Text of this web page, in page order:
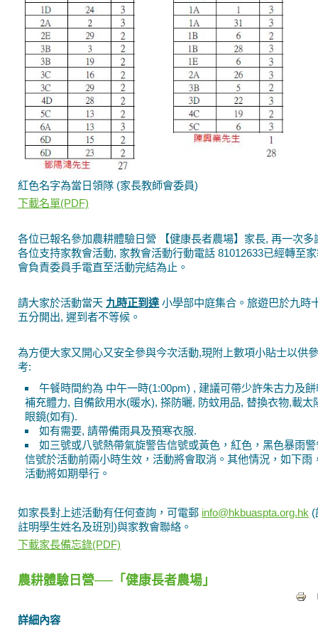
紅色名字為當日領隊 (家長教師會委員)
下載名單(PDF)
各位已報名參加農耕體驗日營 【健康長者農場】家長, 再一次多
各位支持家教會活動, 家教會活動行動電話 81012633已經轉至
會負責委員手電直至活動完結為止。
請大家於活動當天 九時正到達 小學部中庭集合。旅遊巴於九時
五分開出, 遲到者不等候。
為方便大家又開心又安全參與今次活動,現附上數項小貼士以供參
考:
午餐時間約為 中午一時(1:00pm) , 建議可帶少許朱古力及餅
補充體力, 自備飲用水(暖水), 搽防曬, 防蚊用品, 替換衣物,載太
眼鏡(如有).
如有需要, 請帶備雨具及預寒衣服.
如三號或八號熱帶氣旋警告信號或黃色，紅色，黑色暴雨警
信號於活動前兩小時生效，活動將會取消。其他情況，如下雨
活動將如期舉行。
如家長對上述活動有任何查詢，可電郵 info@hkbuaspta.org.hk (
註明學生姓名及班別)與家教會聯絡。
下載家長備忘錄(PDF)
農耕體驗日營──「健康長者農場」
詳細內容